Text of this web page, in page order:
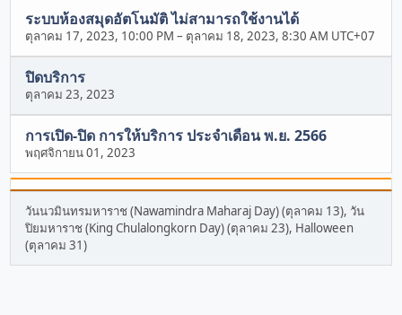
ระบบห้องสมุดอัตโนมัติ ไม่สามารถใช้งานได้
ตุลาคม 17, 2023, 10:00 PM – ตุลาคม 18, 2023, 8:30 AM UTC+07
ปิดบริการ
ตุลาคม 23, 2023
การเปิด-ปิด การให้บริการ ประจำเดือน พ.ย. 2566
พฤศจิกายน 01, 2023
วันนวมินทรมหาราช (Nawamindra Maharaj Day) (ตุลาคม 13), วัน
ปิยมหาราช (King Chulalongkorn Day) (ตุลาคม 23), Halloween
(ตุลาคม 31)